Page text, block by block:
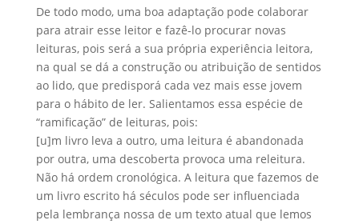
De todo modo, uma boa adaptação pode colaborar
para atrair esse leitor e fazê-lo procurar novas
leituras, pois será a sua própria experiência leitora,
na qual se dá a construção ou atribuição de sentidos
ao lido, que predisporá cada vez mais esse jovem
para o hábito de ler. Salientamos essa espécie de
“ramificação” de leituras, pois:
[u]m livro leva a outro, uma leitura é abandonada
por outra, uma descoberta provoca uma releitura.
Não há ordem cronológica. A leitura que fazemos de
um livro escrito há séculos pode ser influenciada
pela lembrança nossa de um texto atual que lemos